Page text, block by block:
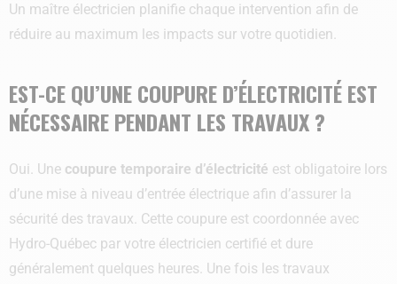
Un maître électricien planifie chaque intervention afin de
réduire au maximum les impacts sur votre quotidien.
EST-CE QU’UNE COUPURE D’ÉLECTRICITÉ EST
NÉCESSAIRE PENDANT LES TRAVAUX ?
Oui. Une coupure temporaire d’électricité est obligatoire lors
d’une mise à niveau d’entrée électrique afin d’assurer la
sécurité des travaux. Cette coupure est coordonnée avec
Hydro-Québec par votre électricien certifié et dure
généralement quelques heures. Une fois les travaux